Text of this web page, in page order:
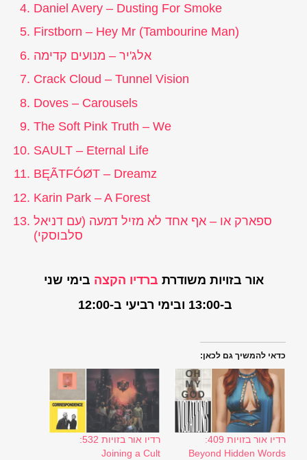
Daniel Avery – Dusting For Smoke
Firstborn – Hey Mr (Tambourine Man)
אלג'יר – מנועים קדימה
Crack Cloud – Tunnel Vision
Doves – Carousels
The Soft Pink Truth – We
SAULT – Eternal Life
BĘÃTFÓØT – Dreamz
Karin Park – A Forest
ספארק או – אף אחד לא מזיל דמעה (עם דניאל
סלבוסקי)
אור בזויות משודרת ברדיו הקצה בימי שני
ב-13:00 ובימי רביעי ב-12:00
כדאי להמשיך גם לכאן:
רדיו אור בזויות 409:
Beyond Hidden Words
רדיו אור בזויות 532:
Joining a Cult